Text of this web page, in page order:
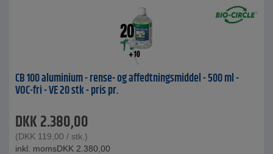
CB 100 aluminium - rense- og affedtningsmiddel - 500 ml -
VOC-fri - VE 20 stk - pris pr.
DKK2.380,00
(DKK 119,00 / stk.)
inkl. momsDKK 2.380,00